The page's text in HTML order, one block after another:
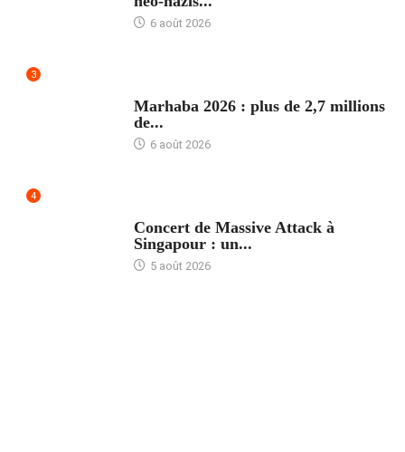
6 août 2026
3
Marhaba 2026 : plus de 2,7 millions
de...
6 août 2026
4
Concert de Massive Attack à
Singapour : un...
5 août 2026